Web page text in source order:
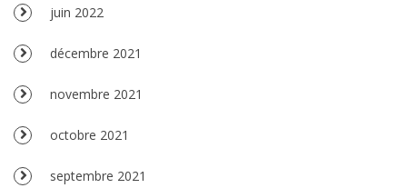
juin 2022
décembre 2021
novembre 2021
octobre 2021
septembre 2021